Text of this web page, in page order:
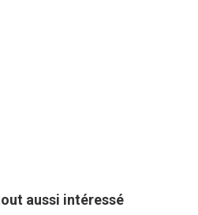
aussi intéressé